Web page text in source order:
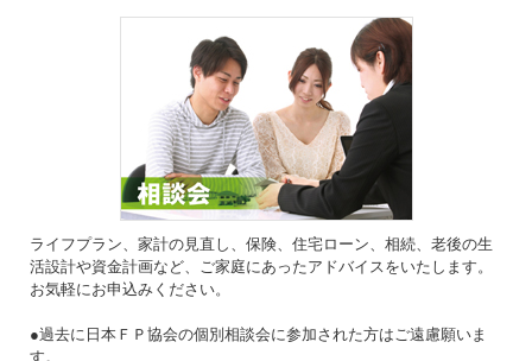
ライフプラン、家計の見直し、保険、住宅ローン、相続、老後の生
活設計や資金計画など、ご家庭にあったアドバイスをいたします。
お気軽にお申込みください。
●過去に日本ＦＰ協会の個別相談会に参加された方はご遠慮願いま
す。